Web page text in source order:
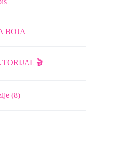
BOJA
🎬
(8)